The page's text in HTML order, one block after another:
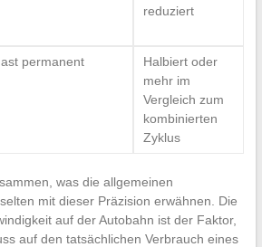
reduziert
permanent
Halbiert oder
mehr im
Vergleich zum
kombinierten
Zyklus
was die allgemeinen
mit dieser Präzision erwähnen. Die
auf der Autobahn ist der Faktor,
auf den tatsächlichen Verbrauch eines